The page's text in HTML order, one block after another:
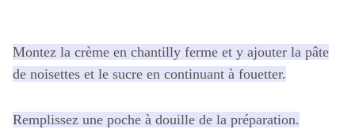
Montez la crème en chantilly ferme et y ajouter la pâte
de noisettes et le sucre en continuant à fouetter.
Remplissez une poche à douille de la préparation.